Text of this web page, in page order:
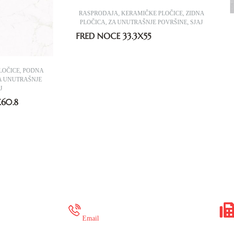
, PODNA
UNUTRAŠNJE
RASPRODAJA, KERAMIČKE PLOČICE, ZIDNA
PLOČICA,ZA UNUTRAŠNJE POVRŠINE, SJAJ
FRED NOCE 33.3X55
Email